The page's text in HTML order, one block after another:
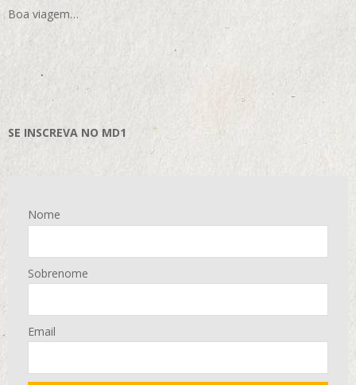
Boa viagem…
SE INSCREVA NO MD1
Nome
Sobrenome
Email